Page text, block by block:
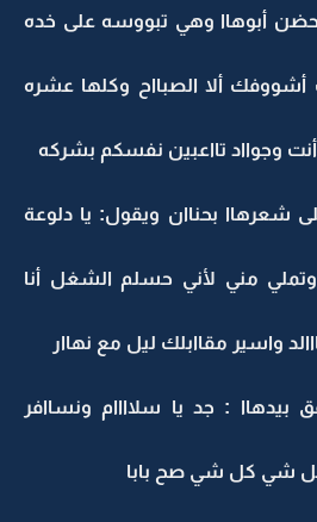
أبوهاا وهي تبووسه على خده
أشووفك ألا الصبااح وكلها عشره
أنت وجوااد تااعبين نفسكم بشركه
شعرهاا بحناان ويقول: يا دلوعة
وتملي مني لأني حسلم الشغل أنا
واسير مقاابلك ليل مع نهاار
: جد يا سلاااام ونساافر
شي كل شي صح بابا